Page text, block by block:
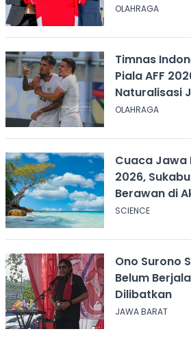
OLAHRAGA
Timnas
Piala AFF
Naturalisasi
OLAHRAGA
Cuaca Jawa
2026,
Berawan di
SCIENCE
Ono Surono
Belum
Dilibatkan
JAWA BARAT